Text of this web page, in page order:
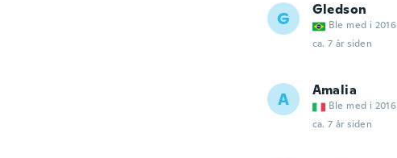
G Gledson
Ble med i 2016
ca. 7 år siden
A Amalia
Ble med i 2016
ca. 7 år siden